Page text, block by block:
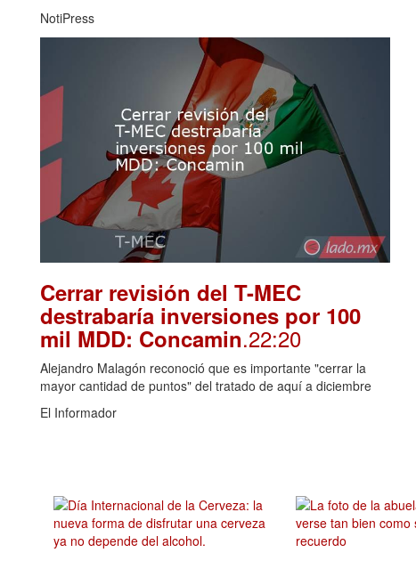
NotiPress
Cerrar revisión del T-MEC
destrabaría inversiones por 100
mil MDD: Concamin.22:20
Alejandro Malagón reconoció que es importante "cerrar la
mayor cantidad de puntos" del tratado de aquí a diciembre
El Informador